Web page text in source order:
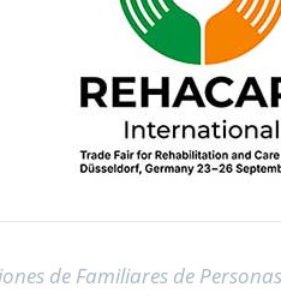
de Familiares de